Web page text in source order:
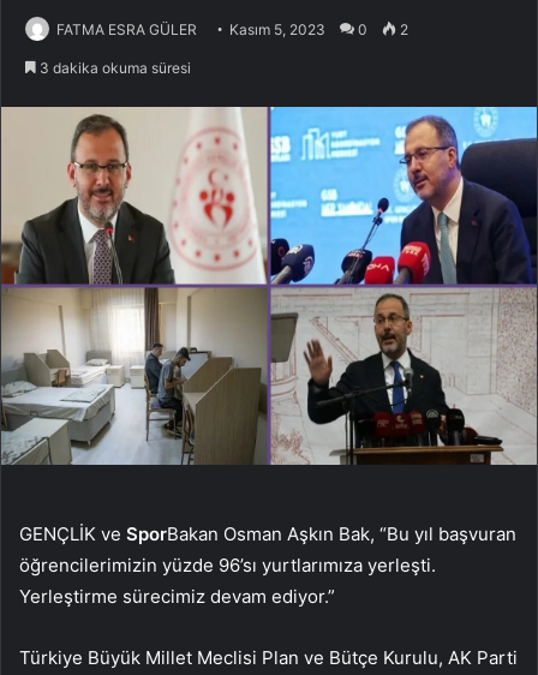
FATMA ESRA GÜLER Kasım 5, 2023 0 2
3 dakika okuma süresi
GENÇLİK ve SporBakan Osman Aşkın Bak, “Bu yıl başvuran
öğrencilerimizin yüzde 96’sı yurtlarımıza yerleşti.
Yerleştirme sürecimiz devam ediyor.”
Türkiye Büyük Millet Meclisi Plan ve Bütçe Kurulu, AK Parti